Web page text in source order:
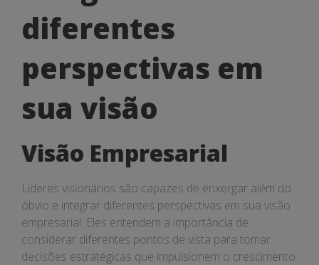
diferentes
perspectivas
em
sua
visão
diferentes
perspectivas em
sua visão
Visão Empresarial
Líderes visionários são capazes de enxergar além do
óbvio e integrar diferentes perspectivas em sua visão
empresarial. Eles entendem a importância de
considerar diferentes pontos de vista para tomar
decisões estratégicas que impulsionem o crescimento